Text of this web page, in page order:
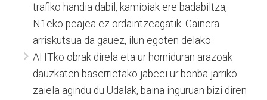
trafiko handia dabil, kamioiak ere badabiltza,
N1eko peajea ez ordaintzeagatik. Gainera
arriskutsua da gauez, ilun egoten delako.
AHTko obrak direla eta ur horniduran arazoak
dauzkaten baserrietako jabeei ur bonba jarriko
zaiela agindu du Udalak, baina inguruan bizi diren